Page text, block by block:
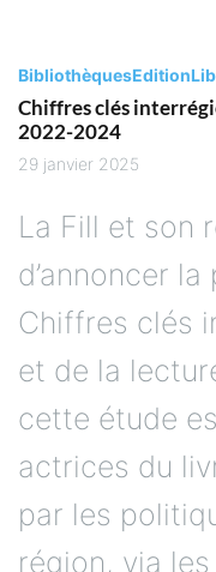
BibliothèquesEdition
Chiffres clés
2022-2024
29 janvier 2025
La Fill et son
d’annoncer
Chiffres clés
et de la
cette étude
actrices du
par les
région, via